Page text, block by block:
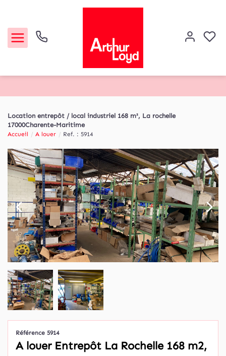
Louer
Etude de marché
Notre Agence
Contact
Location entrepôt / local industriel 168 m², La rochelle
17000Charente-Maritime
Accueil A louer Ref. : 5914
Référence 5914
A louer Entrepôt La Rochelle 168 m2,